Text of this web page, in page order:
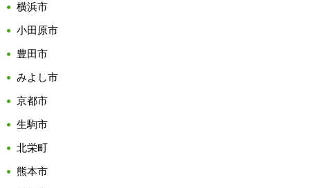
横浜市
小田原市
豊田市
みよし市
京都市
生駒市
北栄町
熊本市